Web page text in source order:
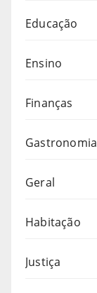
Educação
Ensino
Finanças
Gastronomia
Geral
Habitação
Justiça